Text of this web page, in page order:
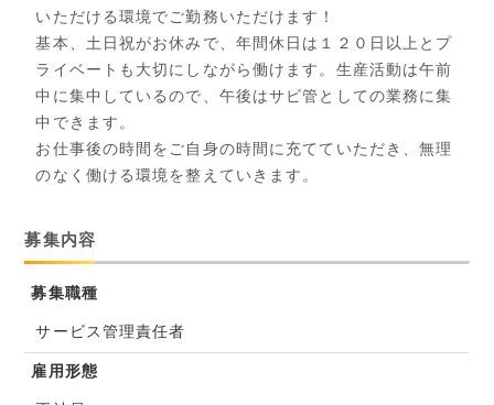
いただける環境でご勤務いただけます！
基本、土日祝がお休みで、年間休日は１２０日以上とプ
ライベートも大切にしながら働けます。生産活動は午前
中に集中しているので、午後はサビ管としての業務に集
中できます。
お仕事後の時間をご自身の時間に充てていただき、無理
のなく働ける環境を整えていきます。
募集内容
募集職種
サービス管理責任者
雇用形態